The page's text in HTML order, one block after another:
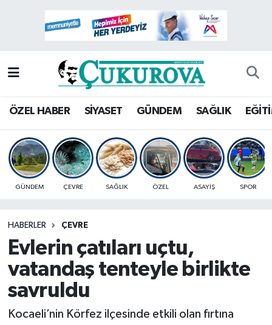
ÖZEL HABER SİYASET GÜNDEM SAĞLIK
GÜNDEM ÇEVRE SAĞLIK ÖZEL ASAYİŞ SPOR
HABERLER ÇEVRE
Evlerin çatıları uçtu,
vatandaş tenteyle birlikte
savruldu
Kocaeli’nin Körfez ilçesinde etkili olan fırtına
Mersin Hava Durumu
Mersin Namaz Vakitleri
Mersin Trafik Yoğunluk Haritası
Süper Lig Puan Durumu ve Fikstür
Son Dakika Haberleri
Haber Arşivi